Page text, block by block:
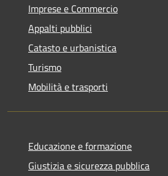
Imprese e Commercio
Appalti pubblici
Catasto e urbanistica
Turismo
Mobilità e trasporti
Educazione e formazione
Giustizia e sicurezza pubblica